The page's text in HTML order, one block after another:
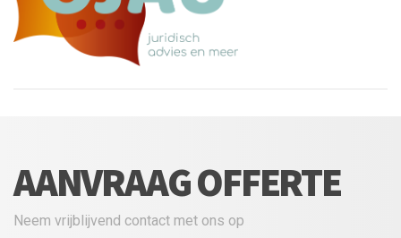
AANVRAAG OFFERTE
Neem vrijblijvend contact met ons op